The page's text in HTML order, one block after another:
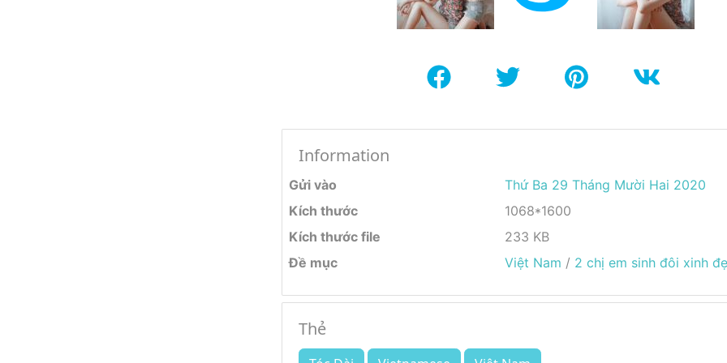
Information
Gửi vào
Thứ Ba 29 Tháng Mười Hai 2020
Kích thước
1068*1600
Kích thước file
233 KB
Đề mục
Việt Nam / 2 chị em sinh đôi xinh
Thẻ